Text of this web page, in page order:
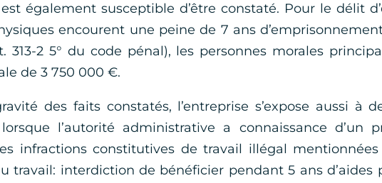
également susceptible d’être constaté. Pour le délit
encourent une peine de 7 ans
313-2 5° du code pénal), les personnes morales
de 3 750 000 €.
des faits constatés, l’entreprise s’expose aussi à
l’autorité administrative a connaissance d’un
infractions constitutives de travail illégal
travail: interdiction de bénéficier pendant 5 ans d’aides